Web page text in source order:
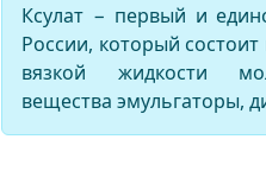
Ксулат − первый и
России, который
вязкой жидкости
вещества эмульгаторы,